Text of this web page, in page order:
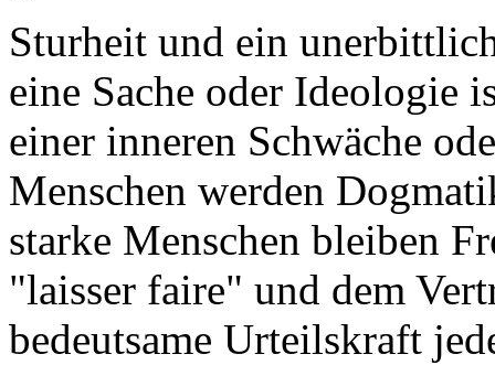
Sturheit und ein
eine Sache oder Ideologie
einer inneren Schwäche
Menschen werden
starke Menschen bleiben
"laisser faire" und dem
bedeutsame Urteilskraft